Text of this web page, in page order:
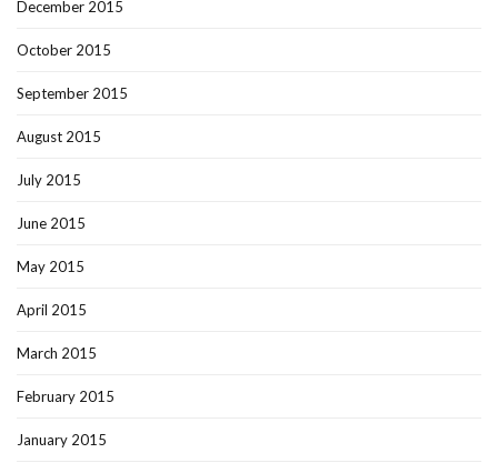
December 2015
October 2015
September 2015
August 2015
July 2015
June 2015
May 2015
April 2015
March 2015
February 2015
January 2015